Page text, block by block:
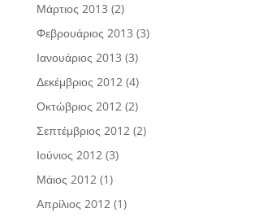
Μάρτιος 2013 (2)
Φεβρουάριος 2013 (3)
Ιανουάριος 2013 (3)
Δεκέμβριος 2012(4)
Οκτώβριος 2012(2)
Σεπτέμβριος 2012(2)
Ιούνιος 2012(3)
Μάιος 2012(1)
Απρίλιος 2012(1)